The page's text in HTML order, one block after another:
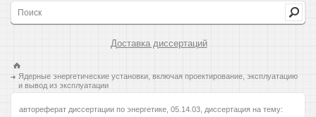
Доставка диссертаций
Ядерные энергетические установки, включая проектирование, эксплуатацию
и вывод из эксплуатации
автореферат диссертации по энергетике, 05.14.03, диссертация на тему: